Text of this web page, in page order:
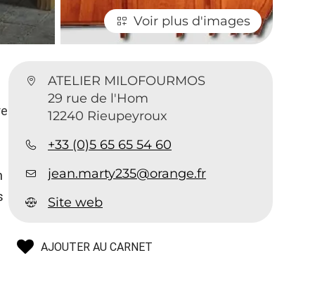
Voir plus d'images
ATELIER MILOFOURMOS
29 rue de l'Hom
12240 Rieupeyroux
+33 (0)5 65 65 54 60
jean.marty235@orange.fr
Site web
AJOUTER AU CARNET